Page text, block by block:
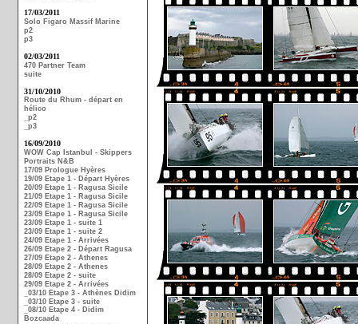
17/03/2011
Solo Figaro Massif Marine
p2
p3
02/03/2011
470 Partner Team
suite
31/10/2010
Route du Rhum - départ en
hélico
_p2
_p3
16/09/2010
WOW Cap Istanbul - Skippers
Portraits N&B
17/09 Prologue Hyères
19/09 Etape 1 - Départ Hyères
20/09 Etape 1 - Ragusa Sicile
21/09 Etape 1 - Ragusa Sicile
22/09 Etape 1 - Ragusa Sicile
23/09 Etape 1 - Ragusa Sicile
23/09 Etape 1 - suite 1
23/09 Etape 1 - suite 2
24/09 Etape 1 - Arrivées
26/09 Etape 2 - Départ Ragusa
27/09 Etape 2 - Athenes
28/09 Etape 2 - Athenes
28/09 Etape 2 - suite
29/09 Etape 2 - Arrivées
_03/10 Etape 3 - Athènes Didim
_03/10 Etape 3 - suite
_08/10 Etape 4 - Didim
Bozcaada